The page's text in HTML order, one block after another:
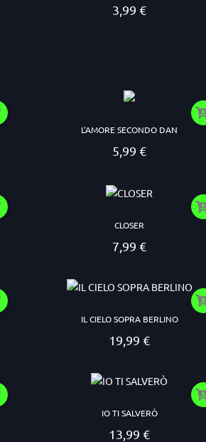
Prezzo
3,99 €
L'AMORE SECONDO DAN
Prezzo
5,99 €
CLOSER
Prezzo
7,99 €
IL CIELO SOPRA BERLINO
Prezzo
19,99 €
IO TI SALVERÒ
Prezzo
13,99 €